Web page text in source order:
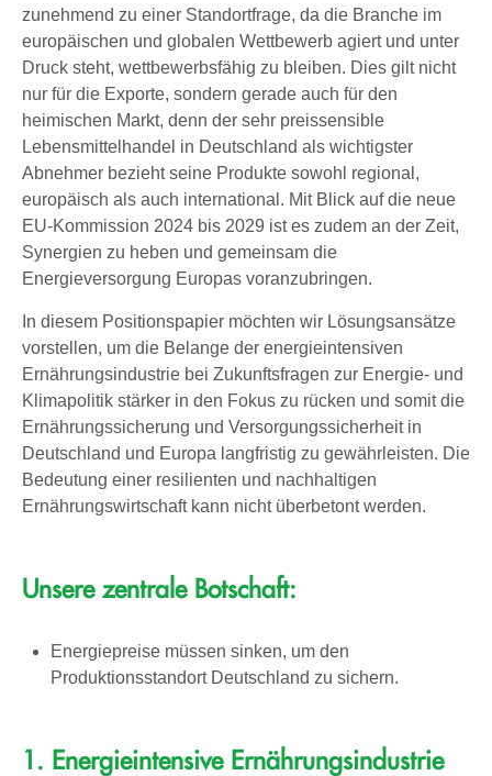
zunehmend zu einer Standortfrage, da die Branche im
europäischen und globalen Wettbewerb agiert und unter
Druck steht, wettbewerbsfähig zu bleiben. Dies gilt nicht
nur für die Exporte, sondern gerade auch für den
heimischen Markt, denn der sehr preissensible
Lebensmittelhandel in Deutschland als wichtigster
Abnehmer bezieht seine Produkte sowohl regional,
europäisch als auch international. Mit Blick auf die neue
EU-Kommission 2024 bis 2029 ist es zudem an der Zeit,
Synergien zu heben und gemeinsam die
Energieversorgung Europas voranzubringen.
In diesem Positionspapier möchten wir Lösungsansätze
vorstellen, um die Belange der energieintensiven
Ernährungsindustrie bei Zukunftsfragen zur Energie- und
Klimapolitik stärker in den Fokus zu rücken und somit die
Ernährungssicherung und Versorgungssicherheit in
Deutschland und Europa langfristig zu gewährleisten. Die
Bedeutung einer resilienten und nachhaltigen
Ernährungswirtschaft kann nicht überbetont werden.
Unsere zentrale Botschaft:
Energiepreise müssen sinken, um den
Produktionsstandort Deutschland zu sichern.
1. Energieintensive Ernährungsindustrie